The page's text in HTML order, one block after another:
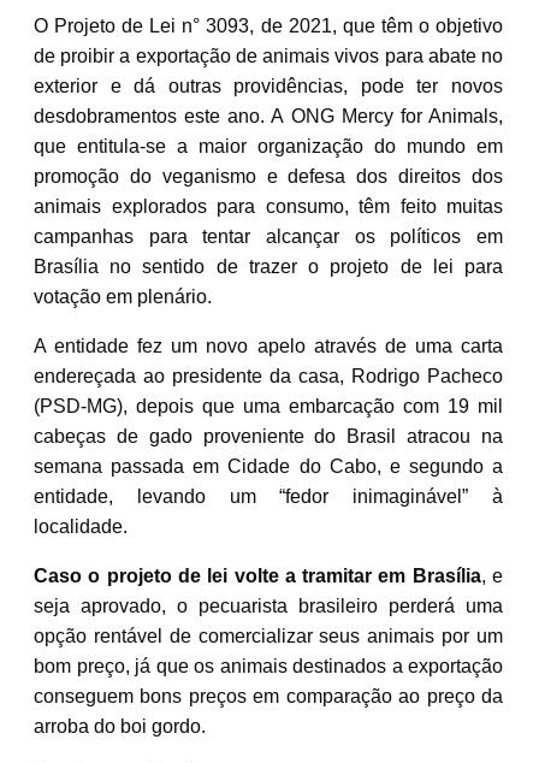
O Projeto de Lei n° 3093, de 2021, que têm o objetivo
de proibir a exportação de animais vivos para abate no
exterior e dá outras providências, pode ter novos
desdobramentos este ano. A ONG Mercy for Animals,
que entitula-se a maior organização do mundo em
promoção do veganismo e defesa dos direitos dos
animais explorados para consumo, têm feito muitas
campanhas para tentar alcançar os políticos em
Brasília no sentido de trazer o projeto de lei para
votação em plenário.
A entidade fez um novo apelo através de uma carta
endereçada ao presidente da casa, Rodrigo Pacheco
(PSD-MG), depois que uma embarcação com 19 mil
cabeças de gado proveniente do Brasil atracou na
semana passada em Cidade do Cabo, e segundo a
entidade, levando um “fedor inimaginável” à
localidade.
Caso o projeto de lei volte a tramitar em Brasília, e
seja aprovado, o pecuarista brasileiro perderá uma
opção rentável de comercializar seus animais por um
bom preço, já que os animais destinados a exportação
conseguem bons preços em comparação ao preço da
arroba do boi gordo.